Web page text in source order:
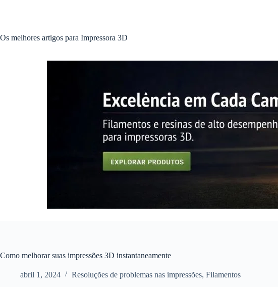
Os melhores artigos para Impressora 3D
Como melhorar suas impressões 3D instantaneamente
abril 1, 2024 Resoluções de problemas nas impressões, Filamentos